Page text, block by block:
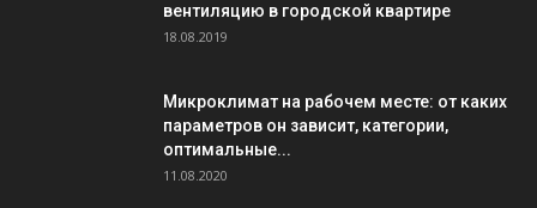
вентиляцию в городской квартире
18.08.2019
Микроклимат на рабочем месте: от каких
параметров он зависит, категории,
оптимальные...
11.08.2020